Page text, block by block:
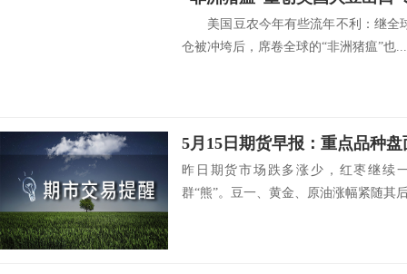
美国豆农今年有些流年不利：继全
仓被冲垮后，席卷全球的“非洲猪瘟”也...
5月15日期货早报：重点品种
昨日期货市场跌多涨少，红枣继续
群“熊”。豆一、黄金、原油涨幅紧随其